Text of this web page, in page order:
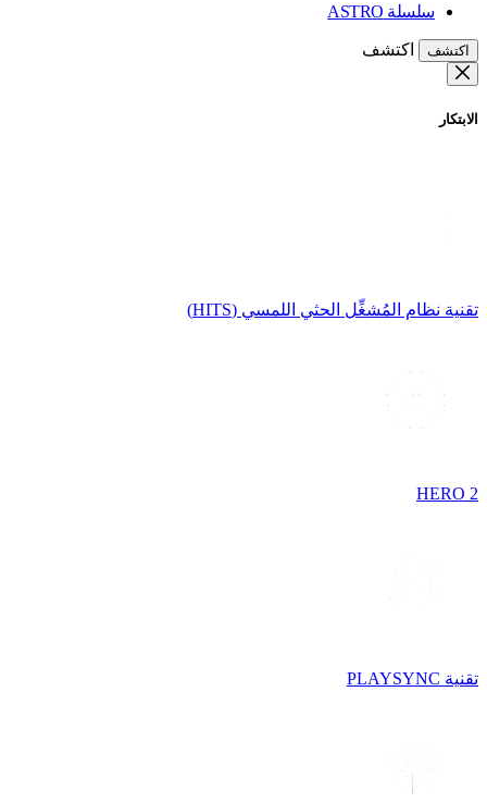
سلسلة ASTRO
اكتشف اكتشف
الابتكار
تقنية نظام المُشغِّل الحثي اللمسي (HITS)
HERO 2
تقنية PLAYSYNC